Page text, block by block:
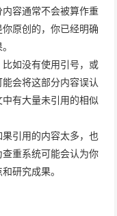
容通常不会被算作重
原创的，你已经明确
如没有使用引号，或
会将这部分内容误认
有大量未引用的相似
引用的内容太多，也
重系统可能会认为你
研究成果。